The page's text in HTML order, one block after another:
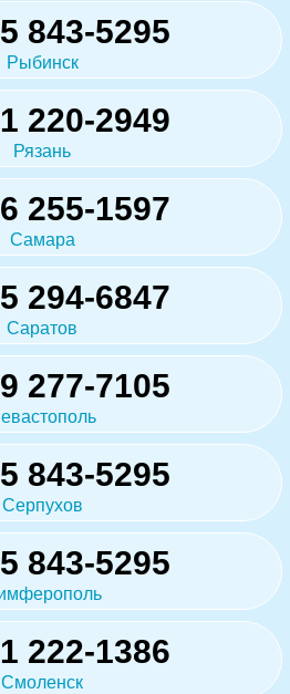
843-5295
Рыбинск
220-2949
Рязань
255-1597
Самара
294-6847
Саратов
277-7105
843-5295
Серпухов
843-5295
222-1386
Смоленск